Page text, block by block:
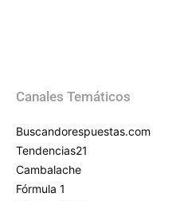
Canales Temáticos
Buscandorespuestas.com
Tendencias21
Cambalache
Fórmula 1